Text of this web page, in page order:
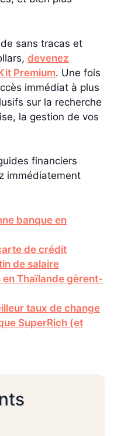
sans tracas et
devenez
Premium. Une fois
immédiat à plus
sur la recherche
la gestion de vos
financiers
immédiatement
banque en
de crédit
de salaire
Thaïlande gèrent-
taux de change
SuperRich (et